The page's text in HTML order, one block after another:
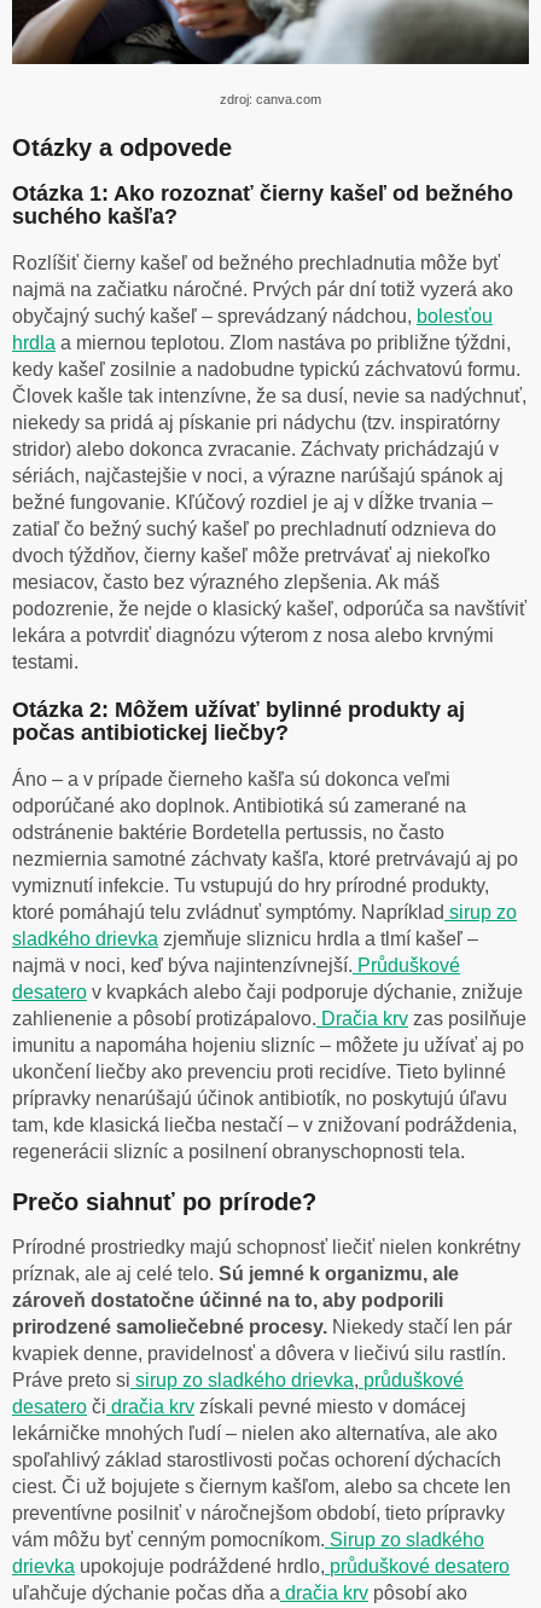
zdroj: canva.com
Otázky a odpovede
Otázka 1: Ako rozoznať čierny kašeľ od bežného
suchého kašľa?
Rozlíšiť čierny kašeľ od bežného prechladnutia môže byť
najmä na začiatku náročné. Prvých pár dní totiž vyzerá ako
obyčajný suchý kašeľ – sprevádzaný nádchou, bolesťou
hrdla a miernou teplotou. Zlom nastáva po približne týždni,
kedy kašeľ zosilnie a nadobudne typickú záchvatovú formu.
Človek kašle tak intenzívne, že sa dusí, nevie sa nadýchnuť,
niekedy sa pridá aj pískanie pri nádychu (tzv. inspiratórny
stridor) alebo dokonca zvracanie. Záchvaty prichádzajú v
sériách, najčastejšie v noci, a výrazne narúšajú spánok aj
bežné fungovanie. Kľúčový rozdiel je aj v dĺžke trvania –
zatiaľ čo bežný suchý kašeľ po prechladnutí odznieva do
dvoch týždňov, čierny kašeľ môže pretrvávať aj niekoľko
mesiacov, často bez výrazného zlepšenia. Ak máš
podozrenie, že nejde o klasický kašeľ, odporúča sa navštíviť
lekára a potvrdiť diagnózu výterom z nosa alebo krvnými
testami.
Otázka 2: Môžem užívať bylinné produkty aj
počas antibiotickej liečby?
Áno – a v prípade čierneho kašľa sú dokonca veľmi
odporúčané ako doplnok. Antibiotiká sú zamerané na
odstránenie baktérie Bordetella pertussis, no často
nezmiernia samotné záchvaty kašľa, ktoré pretrvávajú aj po
vymiznutí infekcie. Tu vstupujú do hry prírodné produkty,
ktoré pomáhajú telu zvládnuť symptómy. Napríklad sirup zo
sladkého drievka zjemňuje sliznicu hrdla a tlmí kašeľ –
najmä v noci, keď býva najintenzívnejší. Průduškové
desatero v kvapkách alebo čaji podporuje dýchanie, znižuje
zahlienenie a pôsobí protizápalovo. Dračia krv zas posilňuje
imunitu a napomáha hojeniu slizníc – môžete ju užívať aj po
ukončení liečby ako prevenciu proti recidíve. Tieto bylinné
prípravky nenarúšajú účinok antibiotík, no poskytujú úľavu
tam, kde klasická liečba nestačí – v znižovaní podráždenia,
regenerácii slizníc a posilnení obranyschopnosti tela.
Prečo siahnuť po prírode?
Prírodné prostriedky majú schopnosť liečiť nielen konkrétny
príznak, ale aj celé telo. Sú jemné k organizmu, ale
zároveň dostatočne účinné na to, aby podporili
prirodzené samoliečebné procesy. Niekedy stačí len pár
kvapiek denne, pravidelnosť a dôvera v liečivú silu rastlín.
Práve preto si sirup zo sladkého drievka, průduškové
desatero či dračia krv získali pevné miesto v domácej
lekárničke mnohých ľudí – nielen ako alternatíva, ale ako
spoľahlivý základ starostlivosti počas ochorení dýchacích
ciest. Či už bojujete s čiernym kašľom, alebo sa chcete len
preventívne posilniť v náročnejšom období, tieto prípravky
vám môžu byť cenným pomocníkom. Sirup zo sladkého
drievka upokojuje podráždené hrdlo, průduškové desatero
uľahčuje dýchanie počas dňa a dračia krv pôsobí ako